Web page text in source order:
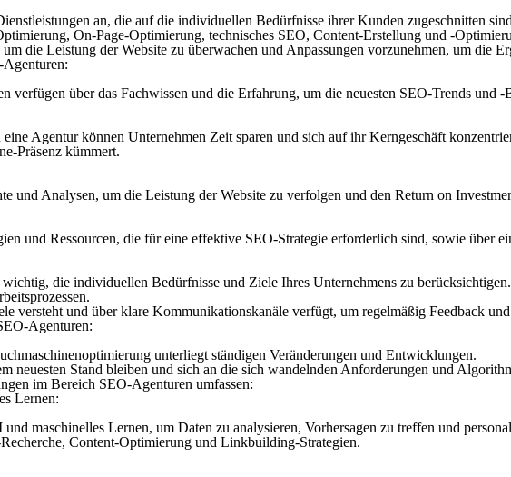
an, die auf die individuellen Bedürfnisse ihrer Kunden zugeschnitten
On-Page-Optimierung, technisches SEO, Content-Erstellung und -
die Leistung der Website zu überwachen und Anpassungen vorzunehmen, um die
verfügen über das Fachwissen und die Erfahrung, um die neuesten SEO-Trends und -
Agentur können Unternehmen Zeit sparen und sich auf ihr Kerngeschäft
Präsenz kümmert.
und Analysen, um die Leistung der Website zu verfolgen und den Return on
und Ressourcen, die für eine effektive SEO-Strategie erforderlich sind, sowie über
die individuellen Bedürfnisse und Ziele Ihres Unternehmens zu
versteht und über klare Kommunikationskanäle verfügt, um regelmäßig Feedback
Agenturen:
unterliegt ständigen Veränderungen und Entwicklungen.
neuesten Stand bleiben und sich an die sich wandelnden Anforderungen und
im Bereich SEO-Agenturen umfassen:
Lernen:
maschinelles Lernen, um Daten zu analysieren, Vorhersagen zu treffen und
Content-Optimierung und Linkbuilding-Strategien.